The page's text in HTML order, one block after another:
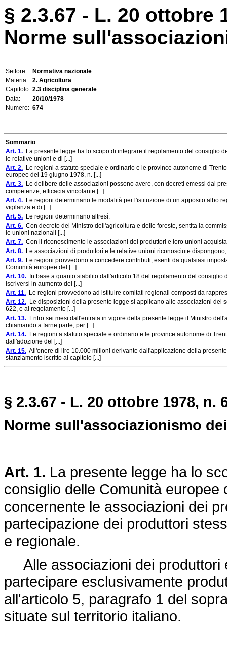
§ 2.3.67 - L. 20 ottobre
Norme
Settore:
Normativa nazionale
Materia:
2. Agricoltura
Capitolo: 2.3 disciplina generale
Data:
20/10/1978
Numero: 674
Sommario
Art. 1. La presente legge ha lo scopo di integrare il regolamento del consiglio
le relative unioni e di [...]
Art. 2. Le regioni a statuto speciale e ordinario e le province autonome di
europee del 19 giugno 1978, n. [...]
Art. 3. Le delibere delle associazioni possono avere, con decreti emessi dal
competenze, efficacia vincolante [...]
Art. 4. Le regioni determinano le modalità per l'istituzione di un apposito albo
vigilanza e di [...]
Art. 5. Le regioni determinano altresì:
Art. 6. Con decreto del Ministro dell'agricoltura e delle foreste, sentita la
le unioni nazionali [...]
Art. 7. Con il riconoscimento le associazioni dei produttori e loro unioni
Art. 8. Le associazioni di produttori e le relative unioni riconosciute
Art. 9. Le regioni provvedono a concedere contributi, esenti da qualsiasi
Comunità europee del [...]
Art. 10. In base a quanto stabilito dall'articolo 18 del regolamento del
iscriversi in aumento del [...]
Art. 11. Le regioni provvedono ad istituire comitati regionali composti da
Art. 12. Le disposizioni della presente legge si applicano alle associazioni del
622, e al regolamento [...]
Art. 13. Entro sei mesi dall'entrata in vigore della presente legge il Ministro
chiamando a farne parte, per [...]
Art. 14. Le regioni a statuto speciale e ordinario e le province autonome di
dall'adozione del [...]
Art. 15. All'onere di lire 10.000 milioni derivante dall'applicazione della
stanziamento iscritto al capitolo [...]
§ 2.3.67 - L. 20 ottobre 1978, n.
Norme sull'associazionismo
Art. 1. La presente legge ha lo
consiglio delle Comunità
concernente le associazioni dei
partecipazione dei produttori
e regionale.
Alle associazioni dei produttori
partecipare esclusivamente
all'articolo 5, paragrafo 1 del
situate sul territorio italiano.